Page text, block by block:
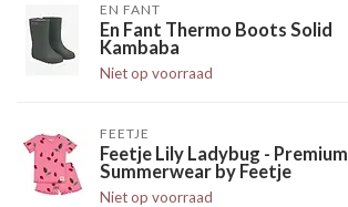
EN FANT
En Fant Thermo Boots Solid
Kambaba
Niet op voorraad
FEETJE
Feetje Lily Ladybug - Premium
Summerwear by Feetje
Niet op voorraad